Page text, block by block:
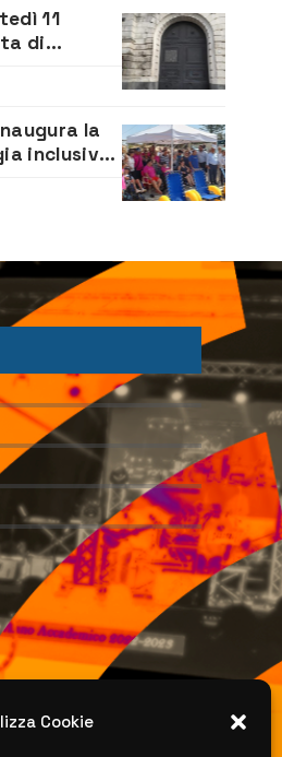
Cookie
11
di
la
inclusiva